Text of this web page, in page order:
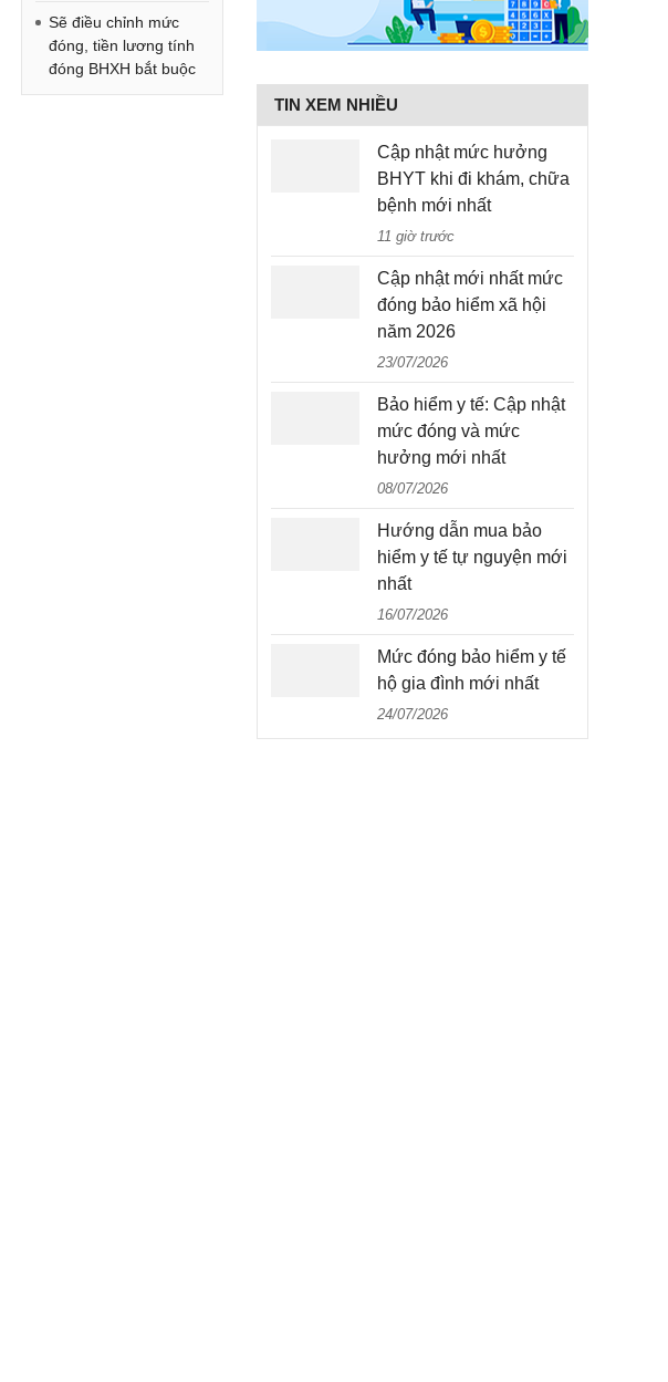
Sẽ điều chỉnh mức
đóng, tiền lương tính
đóng BHXH bắt buộc
TIN XEM NHIỀU
Cập nhật mức hưởng
BHYT khi đi khám, chữa
bệnh mới nhất
11 giờ trước
Cập nhật mới nhất mức
đóng bảo hiểm xã hội
năm 2026
23/07/2026
Bảo hiểm y tế: Cập nhật
mức đóng và mức
hưởng mới nhất
08/07/2026
Hướng dẫn mua bảo
hiểm y tế tự nguyện mới
nhất
16/07/2026
Mức đóng bảo hiểm y tế
hộ gia đình mới nhất
24/07/2026